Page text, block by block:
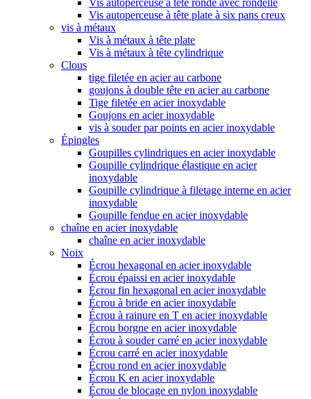
Vis autoperceuse à tête ronde avec rondelle
Vis autoperceuse à tête plate à six pans creux
vis à métaux
Vis à métaux à tête plate
Vis à métaux à tête cylindrique
Clous
tige filetée en acier au carbone
goujons à double tête en acier au carbone
Tige filetée en acier inoxydable
Goujons en acier inoxydable
vis à souder par points en acier inoxydable
Épingles
Goupilles cylindriques en acier inoxydable
Goupille cylindrique élastique en acier
inoxydable
Goupille cylindrique à filetage interne en acier
inoxydable
Goupille fendue en acier inoxydable
chaîne en acier inoxydable
chaîne en acier inoxydable
Noix
Écrou hexagonal en acier inoxydable
Écrou épaissi en acier inoxydable
Écrou fin hexagonal en acier inoxydable
Écrou à bride en acier inoxydable
Écrou à rainure en T en acier inoxydable
Écrou borgne en acier inoxydable
Écrou à souder carré en acier inoxydable
Écrou carré en acier inoxydable
Écrou rond en acier inoxydable
Écrou K en acier inoxydable
Écrou de blocage en nylon inoxydable